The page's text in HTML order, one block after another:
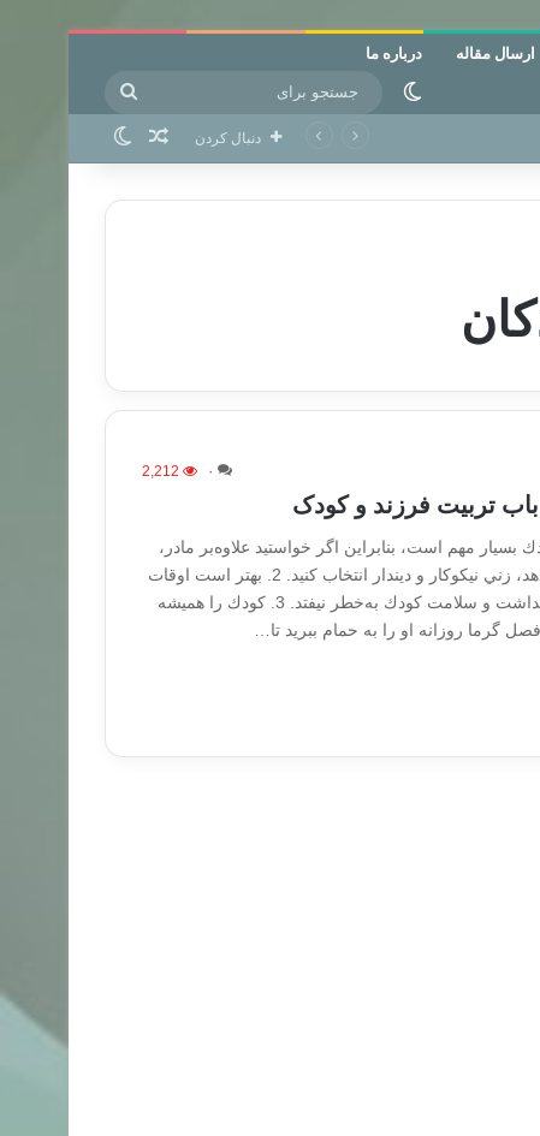
ارسال مقاله درباره ما
تغییر پوسته
برای دنبال کردن نوشته تصادفی
۰ 2,212
تربیت فرزند و کودک
بسيار مهم است، بنابراين اگر خواستيد علاوه‌بر مادر،
زن ديگري كودك را شير بدهد، زني نيكوكار و ديندار انتخاب كنيد. 2. بهتر است اوقات
شيردادن را معين كنيد تا بهداشت و سلامت كودك به‌خطر نيفتد. 3. كودك را هميشه
گرما روزانه او را به حمام ببريد تا…